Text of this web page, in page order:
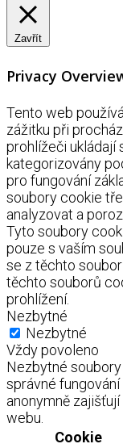
Zavřít
Privacy
Tento web
zážitku při
prohlížeči ukládají
kategorizovány
pro fungování
soubory cookie
analyzovat a
Tyto soubory
pouze s vaším
se z těchto
těchto souborů
prohlížení.
Nezbytné
Nezbytné
Vždy povoleno
Nezbytné
správné
anonymně
webu.
Cookie